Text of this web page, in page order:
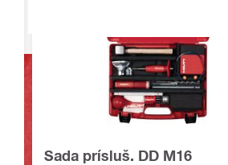
Sada prísluš. DD M16